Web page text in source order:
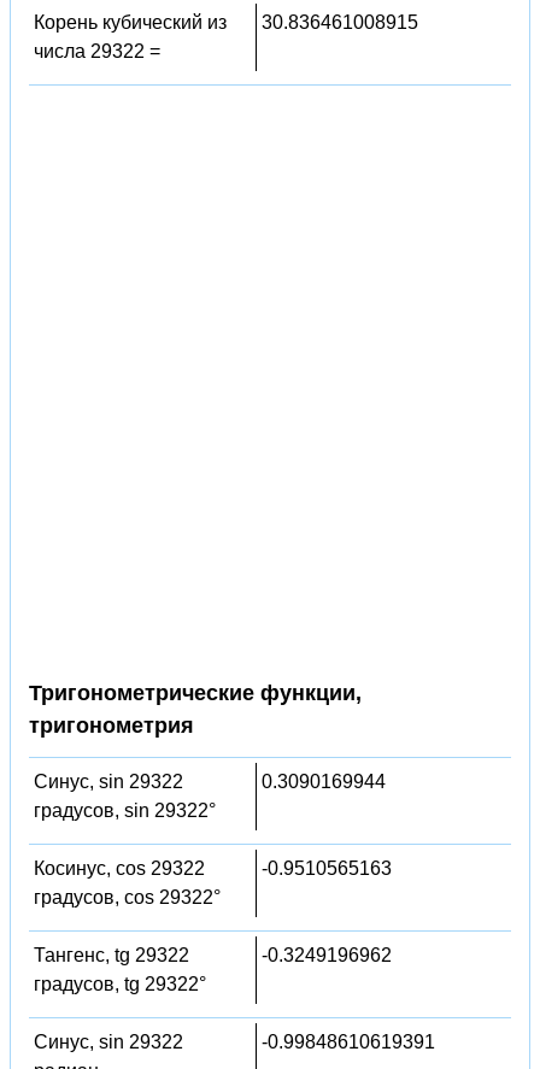
Корень кубический из
числа 29322 =
30.836461008915
Тригонометрические функции,
тригонометрия
Синус, sin 29322
градусов, sin 29322°
0.3090169944
Косинус, cos 29322
градусов, cos 29322°
-0.9510565163
Тангенс, tg 29322
градусов, tg 29322°
-0.3249196962
Синус, sin 29322
-0.99848610619391